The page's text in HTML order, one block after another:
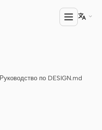

Руководство по DESIGN.md